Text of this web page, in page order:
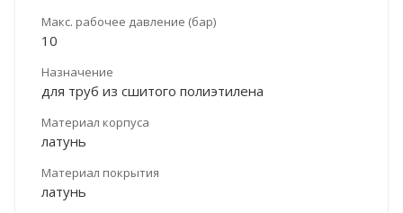
Макс. рабочее давление (бар)
10
Назначение
для труб из сшитого полиэтилена
Материал корпуса
латунь
Материал покрытия
латунь